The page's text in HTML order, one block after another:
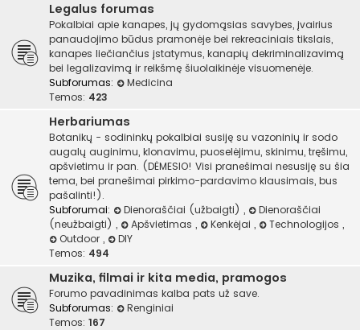
Legalus forumas
Pokalbiai apie kanapes, jų gydomąsias savybes, įvairius
panaudojimo būdus pramonėje bei rekreaciniais tikslais,
kanapes liečiančius įstatymus, kanapių dekriminalizavimą
bei legalizavimą ir reikšmę šiuolaikinėje visuomenėje.
Subforumas:
Medicina
Temos: 423
Herbariumas
Botanikų - sodininkų pokalbiai susiję su vazoninių ir sodo
augalų auginimu, klonavimu, puoselėjimu, skinimu, tręšimu,
apšvietimu ir pan. (DĖMESIO! Visi pranešimai nesusiję su šia
tema, bei pranešimai pirkimo-pardavimo klausimais, bus
pašalinti!).
Subforumai:
Dienoraščiai (užbaigti) ,
Dienoraščiai
(neužbaigti) , Apšvietimas , Kenkėjai , Technologijos ,
Outdoor ,
DIY
Temos: 494
Muzika, filmai ir kita media, pramogos
Forumo pavadinimas kalba pats už save.
Subforumas:
Renginiai
Temos: 167